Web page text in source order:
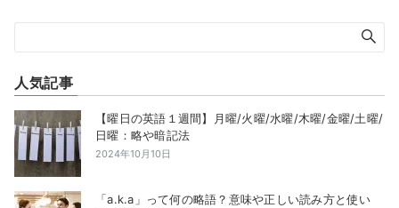
人気記事
【曜日の英語１週間】月曜/火曜/水曜/木曜/金曜/土曜/
日曜：略や暗記法
2024年10月10日
「a.k.a」って何の略語？意味や正しい読み方と使い